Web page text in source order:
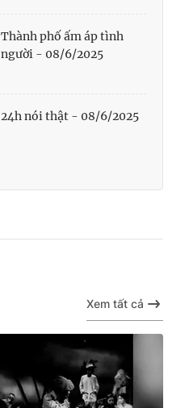
Thành phố ấm áp tình
người - 08/6/2025
24h nói thật - 08/6/2025
Xem tất cả